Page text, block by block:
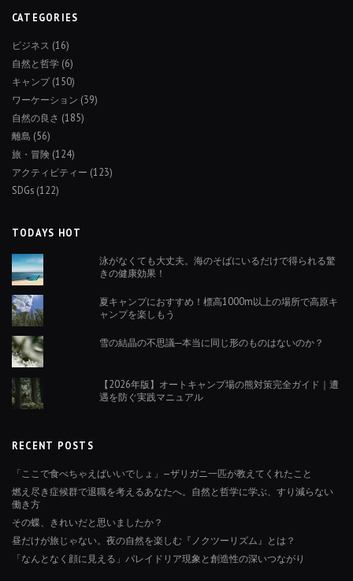
CATEGORIES
ビジネス (16)
自然と哲学 (6)
キャンプ(150)
ワーケーション (39)
自然の良さ (185)
離島 (56)
旅・冒険 (124)
アクティビティー (123)
SDGs (122)
TODAYS HOT
泳がなくても大丈夫。海のそばにいるだけで得られる驚
きの健康効果！
夏キャンプにおすすめ！標高1000m以上の場所で高原キ
ャンプを楽しもう
雪の結晶の不思議─本当に同じ形のものはないのか？
【2026年版】オートキャンプ場の熊対策完全ガイド｜遭
遇を防ぐ実践マニュアル
RECENT POSTS
「ここで食べちゃえばいいでしょ」—ザリガニ一匹が教えてくれたこと
燃え尽き症候群で退職を考えるあなたへ。自然と哲学に学ぶ、すり減らない
働き方
その蝶、きれいだと思いましたか？
昼だけが旅じゃない。夜の自然を楽しむ『ノクツーリズム』とは？
「なんとなく顔に見える」パレイドリア現象と創造性の深いつながり